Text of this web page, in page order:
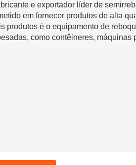
e exportador líder de
em fornecer produtos de alta
produtos é o equipamento de
como contêineres, máquinas